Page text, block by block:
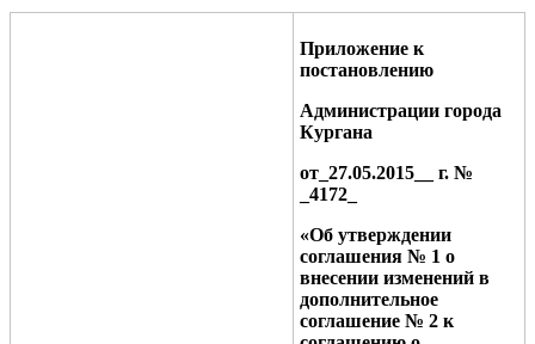
Приложение к
постановлению
Администрации города
Кургана
от_ 27.05.2015 __ г. №
4172
«Об утверждении
соглашения № 1 о
внесении изменений в
дополнительное
соглашение № 2 к